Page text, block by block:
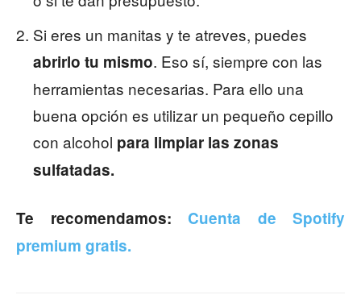
Si eres un manitas y te atreves, puedes
abrirlo tu mismo. Eso sí, siempre con las
herramientas necesarias. Para ello una
buena opción es utilizar un pequeño cepillo
con alcohol para limpiar las zonas
sulfatadas.
Te recomendamos: Cuenta de Spotify
premium gratis.